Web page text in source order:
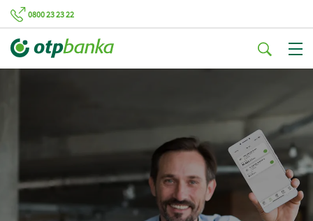
0800 23 23 22